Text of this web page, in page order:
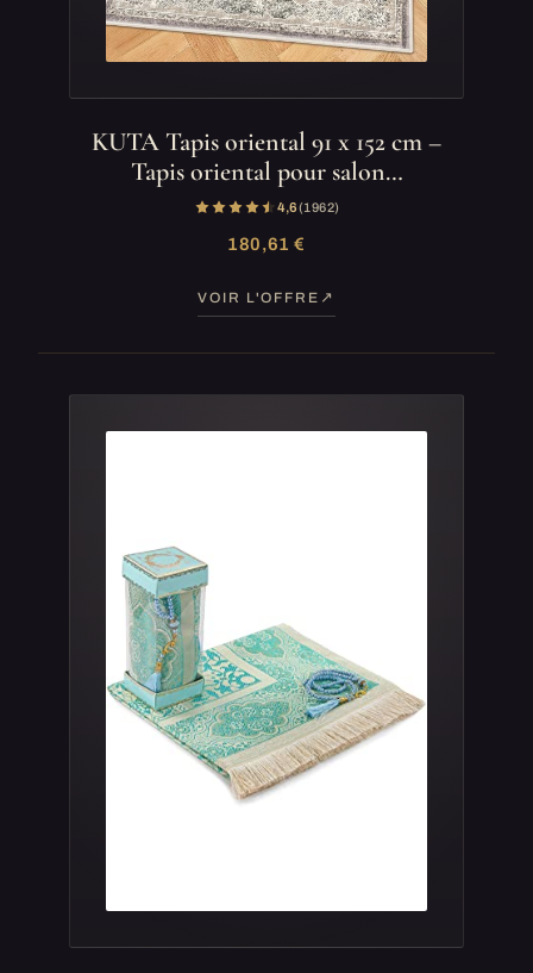
KUTA Tapis oriental 91 x 152 cm –
Tapis oriental pour salon…
4,6(1 962)
180,61 €
VOIR L'OFFRE